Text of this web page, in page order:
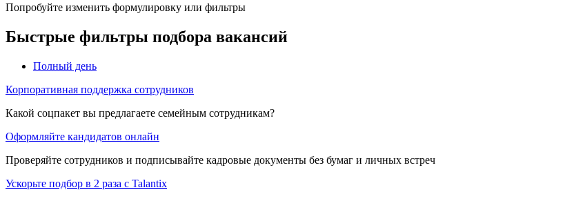
Попробуйте изменить формулировку или фильтры
Быстрые фильтры подбора вакансий
Полный день
Корпоративная поддержка сотрудников
Какой соцпакет вы предлагаете семейным сотрудникам?
Оформляйте кандидатов онлайн
Проверяйте сотрудников и подписывайте кадровые документы без бумаг и личных встреч
Ускорьте подбор в 2 раза с Talantix